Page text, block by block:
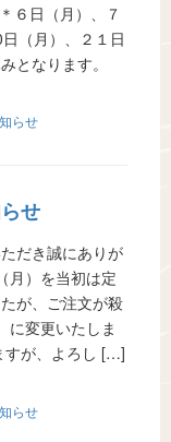
６日（月）、７
（月）、２１日
となります。
らせ
せ
だき誠にありが
月）を当初は定
が、ご注文が殺
変更いたしま
すが、よろし […]
らせ